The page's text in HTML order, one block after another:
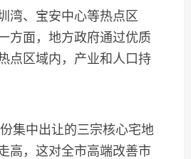
、宝安中心等热点区
方面，地方政府通过优质
点区域内，产业和人口持
集中出让的三宗核心宅地
高，这对全市高端改善市